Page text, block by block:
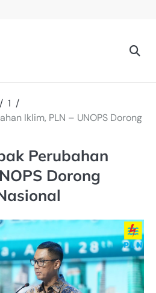
1
Iklim, PLN – UNOPS Dorong
Perubahan
Dorong